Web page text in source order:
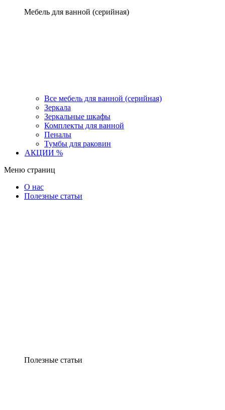
Мебель для ванной (серийная)
Все мебель для ванной (серийная)
Зеркала
Зеркальные шкафы
Комплекты для ванной
Пеналы
Тумбы для раковин
АКЦИИ %
Меню страниц
О нас
Полезные статьи
Полезные статьи